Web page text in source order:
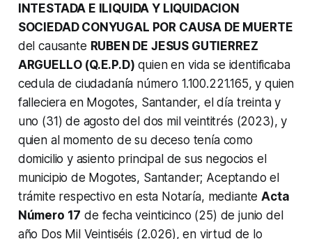
INTESTADA E ILIQUIDA Y LIQUIDACION
SOCIEDAD CONYUGAL POR CAUSA DE MUERTE
del causante RUBEN DE JESUS GUTIERREZ
ARGUELLO (Q.E.P.D) quien en vida se identificaba
cedula de ciudadanía número 1.100.221.165, y quien
falleciera en Mogotes, Santander, el día treinta y
uno (31) de agosto del dos mil veintitrés (2023), y
quien al momento de su deceso tenía como
domicilio y asiento principal de sus negocios el
municipio de Mogotes, Santander; Aceptando el
trámite respectivo en esta Notaría, medianteActa
Número 17 de fecha veinticinco (25) de junio del
año Dos Mil Veintiséis (2.026), en virtud de lo